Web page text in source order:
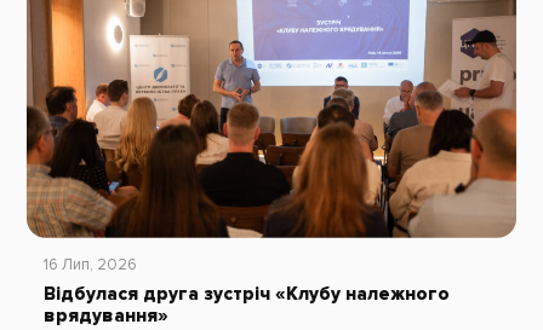
16 Лип, 2026
Відбулася друга зустріч «Клубу належного
врядування»